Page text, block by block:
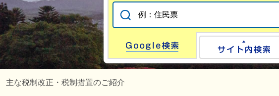
Google検索
主な税制改正・税制措置のご紹介